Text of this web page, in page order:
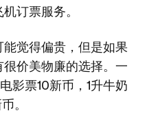
订票服务。
觉得偏贵，但是如果
价美物廉的选择。一
影票10新币，1升牛奶
。